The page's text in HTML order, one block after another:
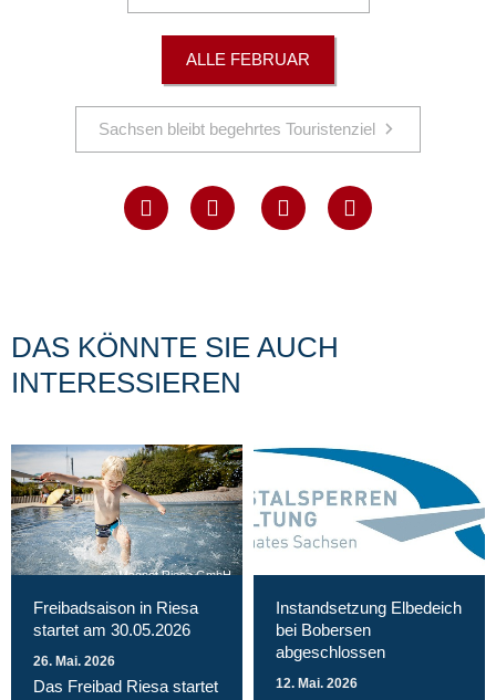
ALLE FEBRUAR
Sachsen bleibt begehrtes Touristenziel
DAS KÖNNTE SIE AUCH
INTERESSIEREN
Magnet Riesa GmbH
Freibadsaison in Riesa
startet am 30.05.2026
26. Mai. 2026
Das Freibad Riesa startet
Instandsetzung Elbedeich
bei Bobersen
abgeschlossen
12. Mai. 2026